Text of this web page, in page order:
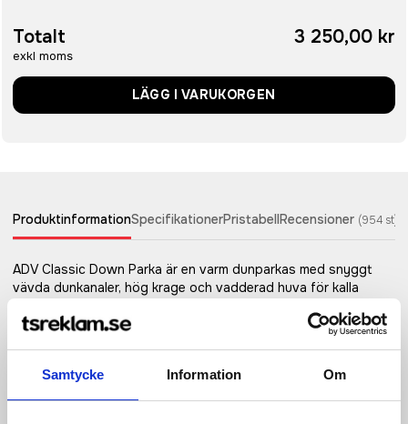
Samtycke Information Om
Totalt
exkl moms
3 250,00 kr
LÄGG I VARUKORGEN
ProduktinformationSpecifikationerPristabellRecensioner (954 st)
ADV Classic Down Parka är en varm dunparkas med snyggt
vävda dunkanaler, hög krage och vadderad huva för kalla
yttertyg som skyddar mot lätt duggregn samt två sidfickor
välfärd i dunproduktionen. Det innebär att dunet inte kommer
från uppfödare där tvångsmatning sker eller där plockning av